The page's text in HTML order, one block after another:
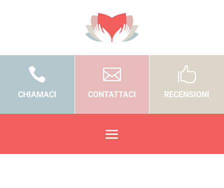

CHIAMACI

CONTATTACI

RECENSIONI